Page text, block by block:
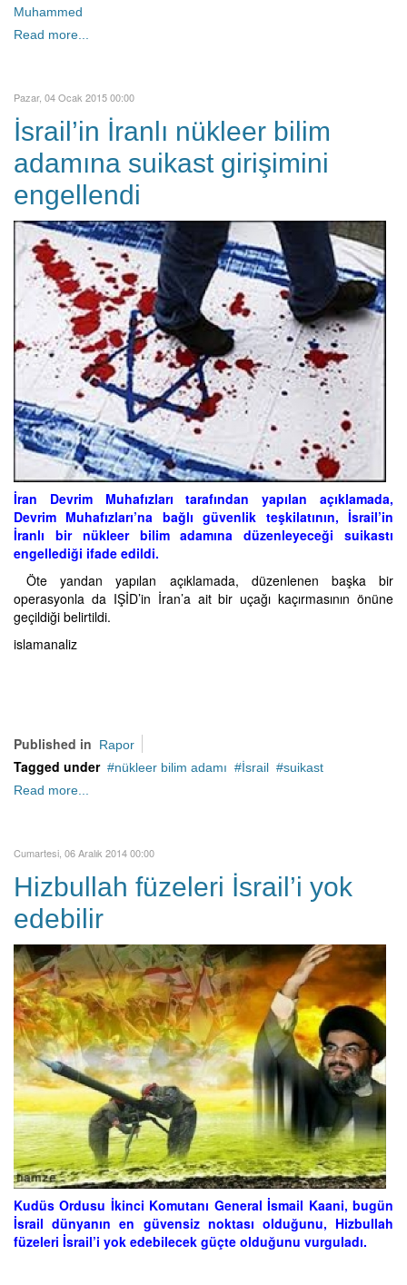
Muhammed
Read more...
Pazar, 04 Ocak 2015 00:00
İsrail’in İranlı nükleer bilim
adamına suikast girişimini
engellendi
İran Devrim Muhafızları tarafından yapılan açıklamada,
Devrim Muhafızları’na bağlı güvenlik teşkilatının, İsrail’in
İranlı bir nükleer bilim adamına düzenleyeceği suikastı
engellediği ifade edildi.
Öte yandan yapılan açıklamada, düzenlenen başka bir
operasyonla da IŞİD’in İran’a ait bir uçağı kaçırmasının önüne
geçildiği belirtildi.
islamanaliz
Published in Rapor
Tagged under nükleer bilim adamı İsrail
suikast
Read more...
Cumartesi, 06 Aralık 2014 00:00
Hizbullah füzeleri İsrail’i yok
edebilir
Kudüs Ordusu İkinci Komutanı General İsmail Kaani, bugün
İsrail dünyanın en güvensiz noktası olduğunu, Hizbullah
füzeleri İsrail’i yok edebilecek güçte olduğunu vurguladı.